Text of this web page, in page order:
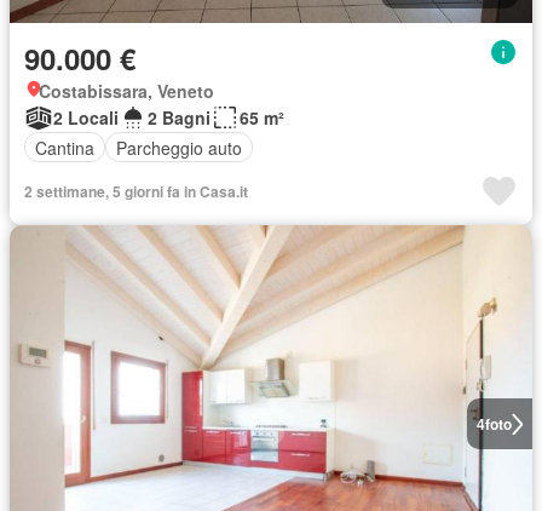
90.000 €
Costabissara, Veneto
2 Locali
2 Bagni
65 m²
Cantina
Parcheggio auto
2 settimane, 5 giorni fa in Casa.it
4foto